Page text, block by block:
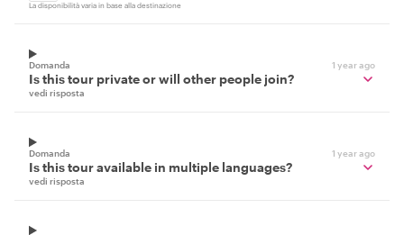
La disponibilità varia in base alla destinazione
Domanda 1 year ago
Is this tour private or will other people join?
vedi risposta
Domanda 1 year ago
Is this tour available in multiple languages?
vedi risposta